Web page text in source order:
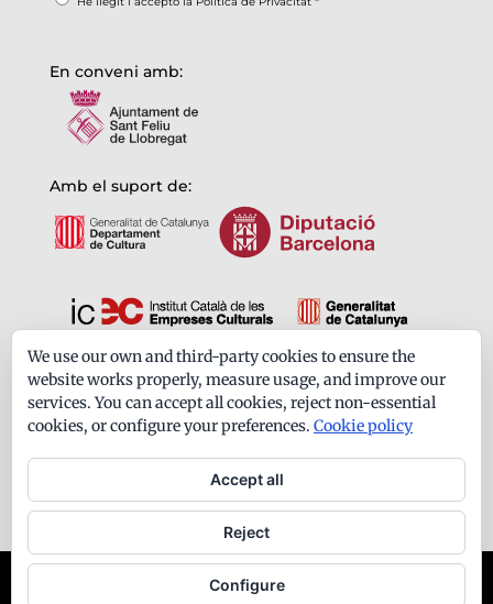
En conveni amb:
Amb el suport de:
Formem part de:
Ateneu Santfeliuenc - Tots els drets reservats -
We use our own and third-party cookies to ensure the
website works properly, measure usage, and improve our
services. You can accept all cookies, reject non-essential
cookies, or configure your preferences. Cookie policy
Accept all
Reject
Configure